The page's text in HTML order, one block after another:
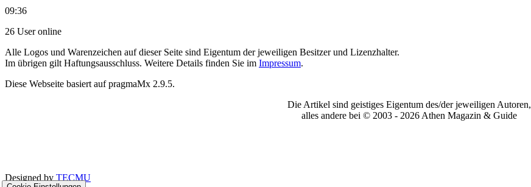
09:36
26 User online
Alle Logos und Warenzeichen auf dieser Seite sind Eigentum der jeweiligen Besitzer und Lizenzhalter.
Im übrigen gilt Haftungsausschluss. Weitere Details finden Sie im Impressum.
Diese Webseite basiert auf pragmaMx 2.9.5.
Die Artikel sind geistiges Eigentum des/der jeweiligen Autoren,
alles andere bei © 2003 - 2026 Athen Magazin & Guide
Designed by TECMU